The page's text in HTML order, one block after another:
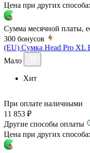
Цена при других
Сумма месячной платы,
300 бонусов
(EU) Сумка Head Pro XL
Мало
Хит
При оплате наличными
11 853 ₽
Другие способы оплаты
Цена при других